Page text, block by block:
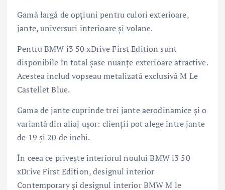
Gamă largă de opțiuni pentru culori exterioare,
jante, universuri interioare și volane.
Pentru BMW i3 50 xDrive First Edition sunt
disponibile în total șase nuanțe exterioare atractive.
Acestea includ vopseau metalizată exclusivă M Le
Castellet Blue.
Gama de jante cuprinde trei jante aerodinamice și o
variantă din aliaj ușor: clienții pot alege între jante
de 19 și 20 de inchi.
În ceea ce privește interiorul noului BMW i3 50
xDrive First Edition, designul interior
Contemporary și designul interior BMW M le